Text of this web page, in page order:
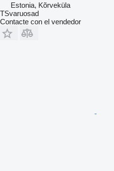
Estonia, Kõrveküla
TSvaruosad
Contacte con el vendedor